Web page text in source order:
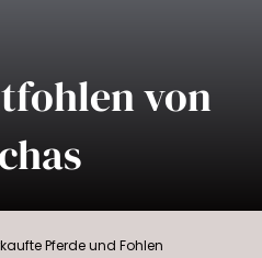
von
Pferde und Fohlen